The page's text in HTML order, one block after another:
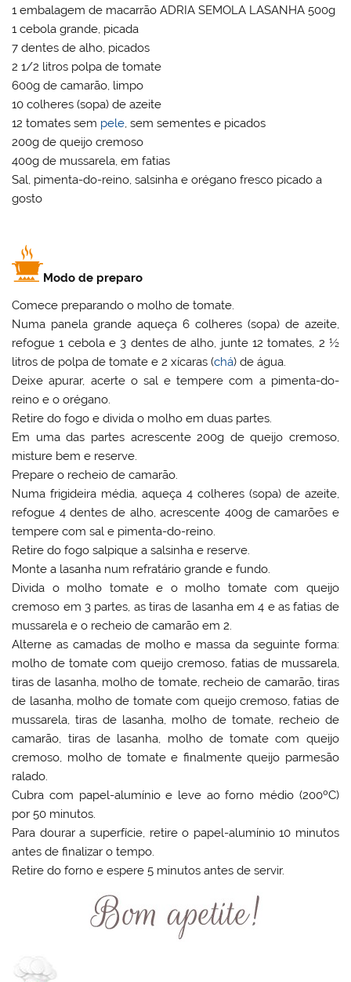
1 embalagem de macarrão ADRIA SEMOLA LASANHA 500g
1 cebola grande, picada
7 dentes de alho, picados
2 1/2 litros polpa de tomate
600g de camarão, limpo
10 colheres (sopa) de azeite
12 tomates sem pele, sem sementes e picados
200g de queijo cremoso
400g de mussarela, em fatias
Sal, pimenta-do-reino, salsinha e orégano fresco picado a
gosto
Modo de preparo
Comece preparando o molho de tomate.
Numa panela grande aqueça 6 colheres (sopa) de azeite,
refogue 1 cebola e 3 dentes de alho, junte 12 tomates, 2 ½
litros de polpa de tomate e 2 xícaras (chá) de água.
Deixe apurar, acerte o sal e tempere com a pimenta-do-
reino e o orégano.
Retire do fogo e divida o molho em duas partes.
Em uma das partes acrescente 200g de queijo cremoso,
misture bem e reserve.
Prepare o recheio de camarão.
Numa frigideira média, aqueça 4 colheres (sopa) de azeite,
refogue 4 dentes de alho, acrescente 400g de camarões e
tempere com sal e pimenta-do-reino.
Retire do fogo salpique a salsinha e reserve.
Monte a lasanha num refratário grande e fundo.
Divida o molho tomate e o molho tomate com queijo
cremoso em 3 partes, as tiras de lasanha em 4 e as fatias de
mussarela e o recheio de camarão em 2.
Alterne as camadas de molho e massa da seguinte forma:
molho de tomate com queijo cremoso, fatias de mussarela,
tiras de lasanha, molho de tomate, recheio de camarão, tiras
de lasanha, molho de tomate com queijo cremoso, fatias de
mussarela, tiras de lasanha, molho de tomate, recheio de
camarão, tiras de lasanha, molho de tomate com queijo
cremoso, molho de tomate e finalmente queijo parmesão
ralado.
Cubra com papel-alumínio e leve ao forno médio (200ºC)
por 50 minutos.
Para dourar a superfície, retire o papel-alumínio 10 minutos
antes de finalizar o tempo.
Retire do forno e espere 5 minutos antes de servir.